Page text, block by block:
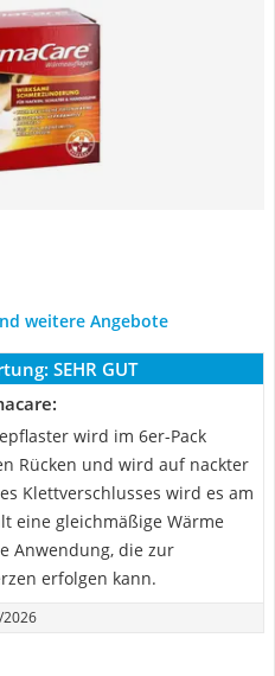
weitere Angebote
SEHR GUT
wird im 6er-Pack
Rücken und wird auf nackter
Klettverschlusses wird es am
eine gleichmäßige Wärme
Anwendung, die zur
erfolgen kann.